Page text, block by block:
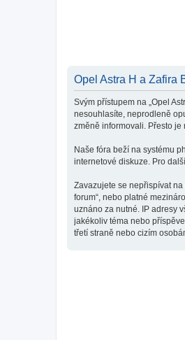
Opel Astra H a Zafira
Svým přístupem na „Opel
nesouhlasíte, neprodleně
změně informovali. Přesto je
Naše fóra beží na systému
internetové diskuze. Pro
Zavazujete se nepřispívat
forum“, nebo platné
uznáno za nutné. IP adresy
jakékoliv téma nebo
třetí straně nebo cizím